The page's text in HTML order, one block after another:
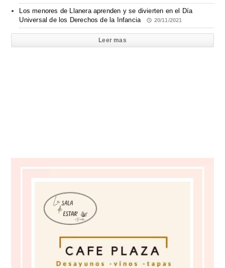
Los menores de Llanera aprenden y se divierten en el Día
Universal de los Derechos de la Infancia
20/11/2021
Leer mas